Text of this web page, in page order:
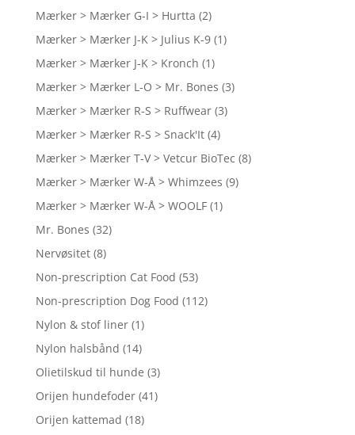
Mærker > Mærker G-I > Hurtta (2)
Mærker > Mærker J-K > Julius K-9 (1)
Mærker > Mærker J-K > Kronch (1)
Mærker > Mærker L-O > Mr. Bones (3)
Mærker > Mærker R-S > Ruffwear (3)
Mærker > Mærker R-S > Snack'It (4)
Mærker > Mærker T-V > Vetcur BioTec (8)
Mærker > Mærker W-Å > Whimzees (9)
Mærker > Mærker W-Å > WOOLF (1)
Mr. Bones (32)
Nervøsitet (8)
Non-prescription Cat Food (53)
Non-prescription Dog Food (112)
Nylon & stof liner (1)
Nylon halsbånd (14)
Olietilskud til hunde (3)
Orijen hundefoder (41)
Orijen kattemad (18)